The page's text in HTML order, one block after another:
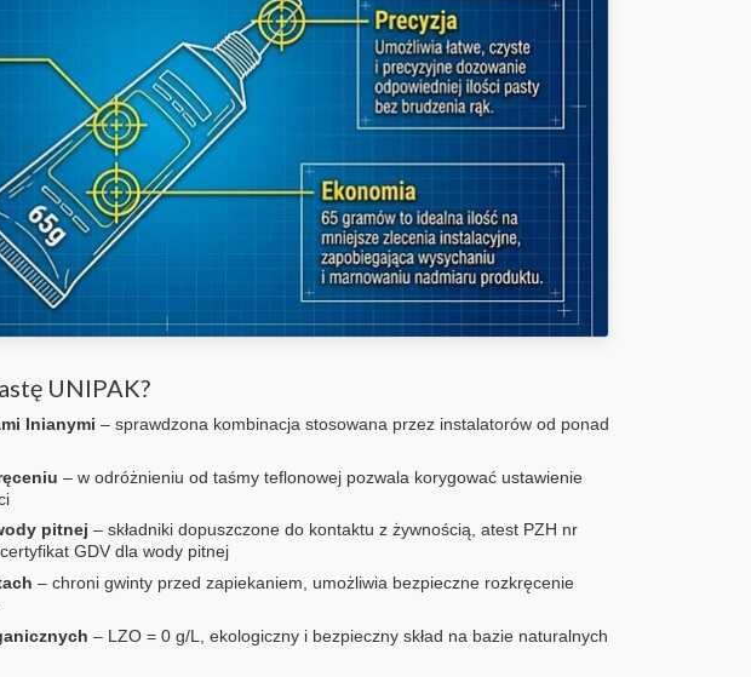
UNIPAK?
lnianymi – sprawdzona kombinacja stosowana przez instalatorów od ponad
– w odróżnieniu od taśmy teflonowej pozwala korygować ustawienie
pitnej – składniki dopuszczone do kontaktu z żywnością, atest PZH nr
GDV dla wody pitnej
– chroni gwinty przed zapiekaniem, umożliwia bezpieczne rozkręcenie
– LZO = 0 g/L, ekologiczny i bezpieczny skład na bazie naturalnych